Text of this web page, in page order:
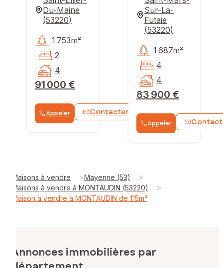
Du-Maine
(53220)
91 000 €
1 753m²
2
4
Appeler Contacter WhatsApp
Sur-La-
Futaie
(53220)
83 900 €
1 687m²
4
4
Appeler
Maisons à vendre >Mayenne (53) >
Maisons à vendre à MONTAUDIN (53220) >
Maison à vendre à MONTAUDIN de 115m²
Annonces immobilières par